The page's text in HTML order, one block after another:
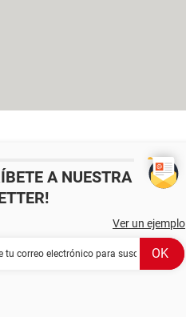
A NUESTRA
Ver un ejemplo